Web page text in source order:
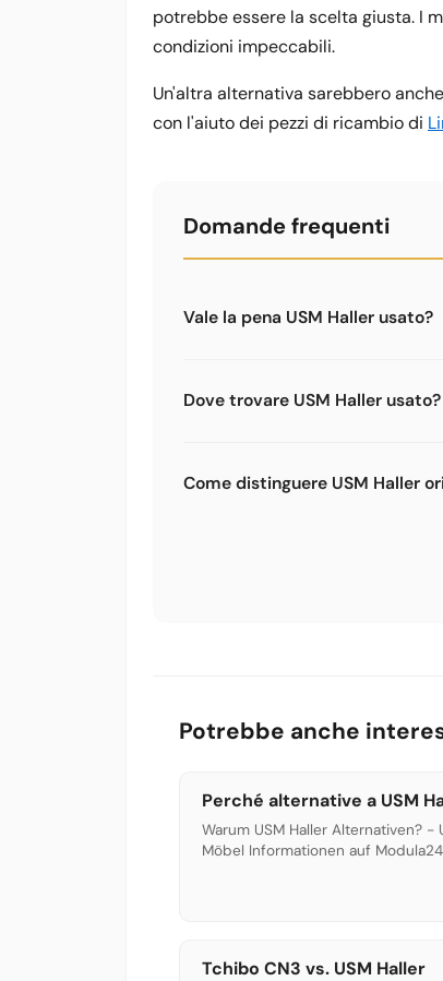
potrebbe essere la scelta giusta. I
condizioni impeccabili.
Un'altra alternativa sarebbero
con l'aiuto dei pezzi di ricambio di
Domande frequenti
Vale la pena USM Haller usato?
Attenzione: i connettori 1a
verifica la completezza dei pezzi
Dove trovare USM Haller usato?
Anche liquidazioni di uffici
connettori.
Come distinguere USM Haller
qualità e uniforme. I ricambi
Potrebbe anche
Perché alternative a USM
Warum USM Haller Alternativen? -
Möbel Informationen auf
Tchibo CN3 vs. USM Haller